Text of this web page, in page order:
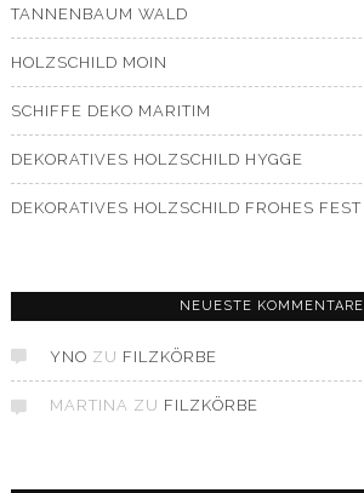
TANNENBAUM WALD
HOLZSCHILD MOIN
SCHIFFE DEKO MARITIM
DEKORATIVES HOLZSCHILD HYGGE
DEKORATIVES HOLZSCHILD FROHES FEST
NEUESTE KOMMENTARE
YNO ZU FILZKÖRBE
MARTINA ZU FILZKÖRBE